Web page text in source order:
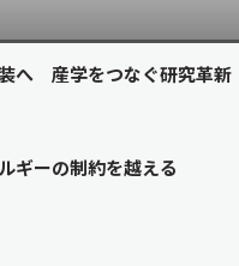
へ 産学をつなぐ研究革新
ギーの制約を越える